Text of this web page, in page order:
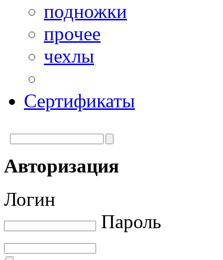
подножки
прочее
чехлы
Сертификаты
Авторизация
Логин
Пароль